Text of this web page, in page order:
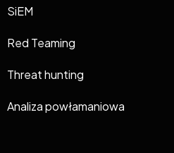
SiEM
Red Teaming
Threat hunting
Analiza powłamaniowa